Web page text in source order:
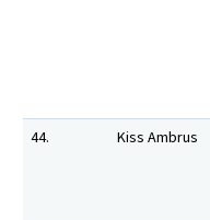
44.
Kiss Ambrus